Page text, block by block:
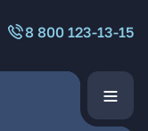
8 800 123-13-15